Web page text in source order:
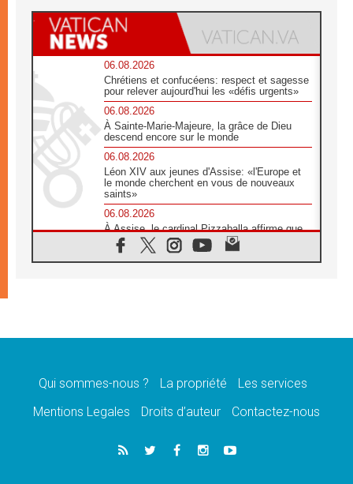
06.08.2026
Chrétiens et confucéens: respect et sagesse
pour relever aujourd'hui les «défis urgents»
06.08.2026
À Sainte-Marie-Majeure, la grâce de Dieu
descend encore sur le monde
06.08.2026
Léon XIV aux jeunes d'Assise: «l'Europe et
le monde cherchent en vous de nouveaux
saints»
06.08.2026
À Assise, le cardinal Pizzaballa affirme que
«les chrétiens veulent la paix»
06.08.2026
message de paix et de dignité humaine»
«La visite du Pape en Uruguay renforcera
05.08.2026
Le nonce en Ukraine: «Il est inquiétant
Qui sommes-nous ? La propriété
Les services
Mentions Legales
Droits d’auteur Contactez-nous